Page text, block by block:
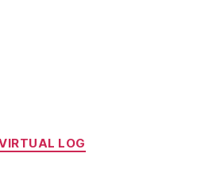
Categories
LOG